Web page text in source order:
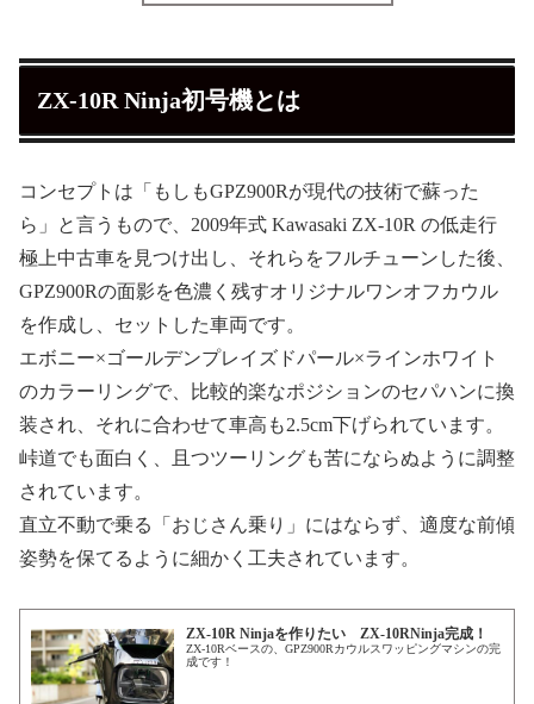
ZX-10R Ninja初号機とは
コンセプトは「もしもGPZ900Rが現代の技術で蘇った
ら」と言うもので、2009年式 Kawasaki ZX-10R の低走行
極上中古車を見つけ出し、それらをフルチューンした後、
GPZ900Rの面影を色濃く残すオリジナルワンオフカウル
を作成し、セットした車両です。
エボニー×ゴールデンプレイズドパール×ラインホワイト
のカラーリングで、比較的楽なポジションのセパハンに換
装され、それに合わせて車高も2.5cm下げられています。
峠道でも面白く、且つツーリングも苦にならぬように調整
されています。
直立不動で乗る「おじさん乗り」にはならず、適度な前傾
姿勢を保てるように細かく工夫されています。
ZX-10R Ninjaを作りたい ZX-10RNinja完成！
ZX-10Rベースの、GPZ900Rカウルスワッピングマシンの完
成です！